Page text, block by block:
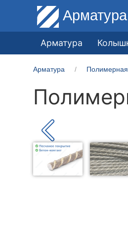
Арматура
Арматура
Арматура